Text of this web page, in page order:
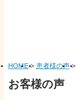
HOME> 患者様の声>
お客様の声